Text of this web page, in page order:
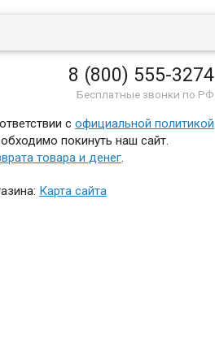
8 (800) 555-3274
Бесплатные звонки по РФ
с официальной политикой
покинуть наш сайт.
товара и денег
Карта сайта